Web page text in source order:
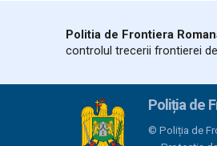
Politia de Frontiera
controlul trecerii frontierei
Poliția de
© Poliția de